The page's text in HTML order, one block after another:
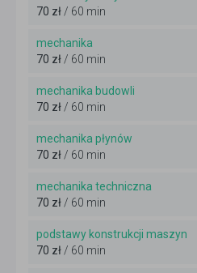
70 zł / 60 min
mechanika
70 zł / 60 min
mechanika budowli
70 zł / 60 min
mechanika płynów
70 zł / 60 min
mechanika techniczna
70 zł / 60 min
podstawy konstrukcji maszyn
70 zł / 60 min